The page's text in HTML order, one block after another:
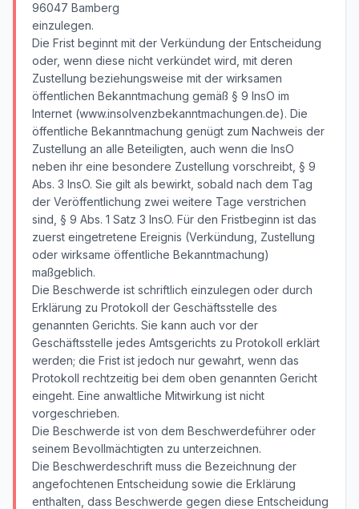
96047 Bamberg
einzulegen.
Die Frist beginnt mit der Verkündung der Entscheidung
oder, wenn diese nicht verkündet wird, mit deren
Zustellung beziehungsweise mit der wirksamen
öffentlichen Bekanntmachung gemäß § 9 InsO im
Internet (www.insolvenzbekanntmachungen.de). Die
öffentliche Bekanntmachung genügt zum Nachweis der
Zustellung an alle Beteiligten, auch wenn die InsO
neben ihr eine besondere Zustellung vorschreibt, § 9
Abs. 3 InsO. Sie gilt als bewirkt, sobald nach dem Tag
der Veröffentlichung zwei weitere Tage verstrichen
sind, § 9 Abs. 1 Satz 3 InsO. Für den Fristbeginn ist das
zuerst eingetretene Ereignis (Verkündung, Zustellung
oder wirksame öffentliche Bekanntmachung)
maßgeblich.
Die Beschwerde ist schriftlich einzulegen oder durch
Erklärung zu Protokoll der Geschäftsstelle des
genannten Gerichts. Sie kann auch vor der
Geschäftsstelle jedes Amtsgerichts zu Protokoll erklärt
werden; die Frist ist jedoch nur gewahrt, wenn das
Protokoll rechtzeitig bei dem oben genannten Gericht
eingeht. Eine anwaltliche Mitwirkung ist nicht
vorgeschrieben.
Die Beschwerde ist von dem Beschwerdeführer oder
seinem Bevollmächtigten zu unterzeichnen.
Die Beschwerdeschrift muss die Bezeichnung der
angefochtenen Entscheidung sowie die Erklärung
enthalten, dass Beschwerde gegen diese Entscheidung